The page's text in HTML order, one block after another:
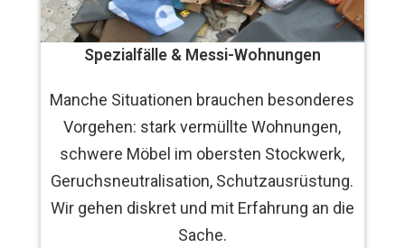
Spezialfälle & Messi-Wohnungen
Manche Situationen brauchen besonderes
Vorgehen: stark vermüllte Wohnungen,
schwere Möbel im obersten Stockwerk,
Geruchsneutralisation, Schutzausrüstung.
Wir gehen diskret und mit Erfahrung an die
Sache.